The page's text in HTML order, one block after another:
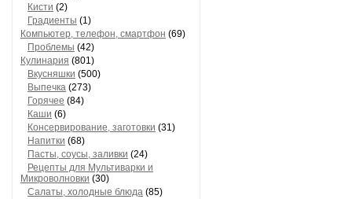
Кисти (2)
Градиенты (1)
Компьютер, телефон, смартфон (69)
Проблемы (42)
Кулинария (801)
Вкусняшки (500)
Выпечка (273)
Горячее (84)
Каши (6)
Консервирование, заготовки (31)
Напитки (68)
Пасты, соусы, заливки (24)
Рецепты для Мультиварки и
Микроволновки (30)
Салаты, холодные блюда (85)